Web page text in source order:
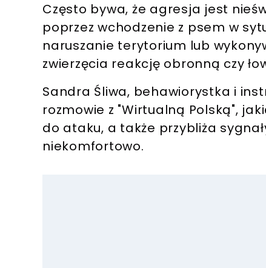
Często bywa, że agresja jest
poprzez wchodzenie z psem w
naruszanie terytorium lub
zwierzęcia reakcję obronną czy
Sandra Śliwa, behawiorystka i
rozmowie z "Wirtualną Polską",
do ataku, a także przybliża
niekomfortowo.